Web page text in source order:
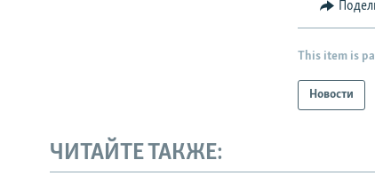
This item is
Новости
ЧИТАЙТЕ ТАКЖЕ: